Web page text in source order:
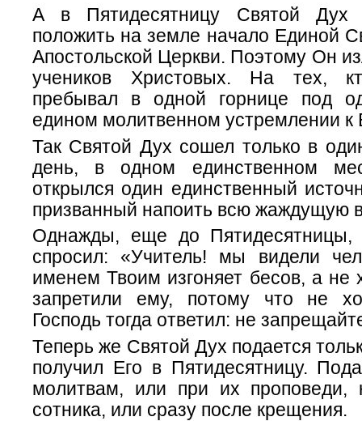
А в Пятидесятницу Святой Дух
положить на земле начало Единой
Апостольской Церкви. Поэтому Он
учеников Христовых. На тех,
пребывал в одной горнице под
едином молитвенном устремлении к
Так Святой Дух сошел только в
день, в одном единственном
открылся один единственный
призванный напоить всю жаждущую
Однажды, еще до Пятидесятницы,
спросил: «Учитель! мы видели
именем Твоим изгоняет бесов, а не
запретили ему, потому что не
Господь тогда ответил: не
Теперь же Святой Дух подается
получил Его в Пятидесятницу.
молитвам, или при их проповеди,
сотника, или сразу после крещения.